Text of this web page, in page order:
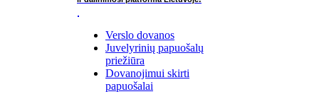
Verslo dovanos
Juvelyrinių papuošalų
priežiūra
Dovanojimui skirti
papuošalai